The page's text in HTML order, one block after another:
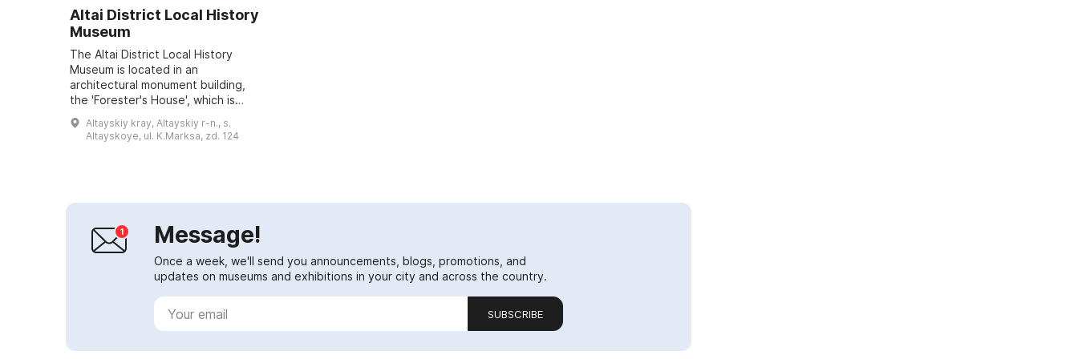
Altai District Local History
Museum
The Altai District Local History
Museum is located in an
architectural monument building,
the 'Forester's House', which is
over one hundred years old. It is a
true people's museum, since
residents of ...
Altayskiy kray, Altayskiy r-n., s.
Altayskoye, ul. K.Marksa, zd. 124
Message!
Once a week, we'll send you announcements, blogs, promotions, and
updates on museums and exhibitions in your city and across the country.
SUBSCRIBE